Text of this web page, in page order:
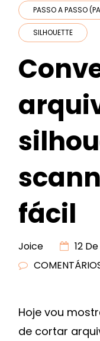
PASSO A PASSO
SILHOUETTE
fácil
Joice
12
Hoje vou
de cortar